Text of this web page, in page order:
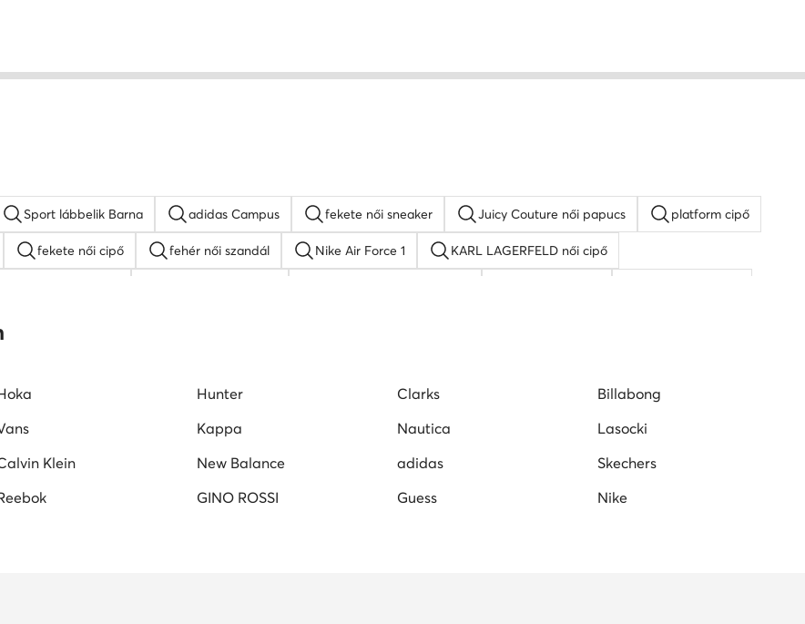
Sport lábbelik Barna adidas Campus fekete női sneaker Juicy Couture női papucs platform cipő
fekete női cipő fehér női szandál Nike Air Force 1 KARL LAGERFELD női cipő
női
Hunter Clarks
Billabong
Kappa Nautica
Lasocki
Klein New Balance adidas
Skechers
GINO ROSSI Guess Nike